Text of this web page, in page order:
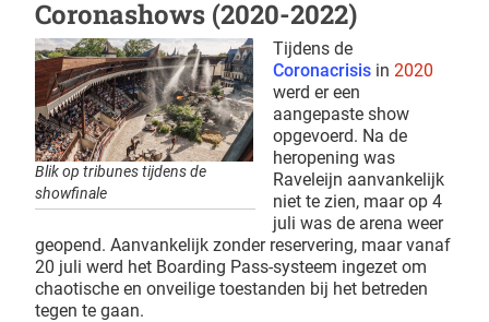
Coronashows (2020-2022)
Blik op tribunes tijdens de
showfinale
Tijdens de
Coronacrisis in 2020
werd er een
aangepaste show
opgevoerd. Na de
heropening was
Raveleijn aanvankelijk
niet te zien, maar op 4
juli was de arena weer
geopend. Aanvankelijk zonder reservering, maar vanaf
20 juli werd het Boarding Pass-systeem ingezet om
chaotische en onveilige toestanden bij het betreden
tegen te gaan.